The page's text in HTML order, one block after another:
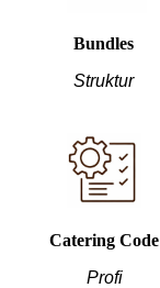
Bundles
Struktur
Catering Code
Profi